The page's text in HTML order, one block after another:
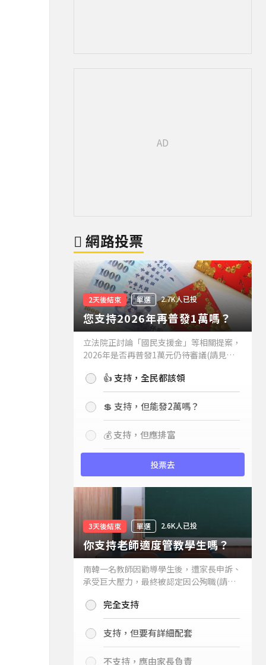
網路投票
2天後結束 單選 2.7K人已投
您支持2026年再普發1萬嗎？
立法院正討論「國民支援金」等相關提案，
2026年是否再普發1萬元仍待審議(請見下
持嗎？👍 支持，全民都該領
💲 支持，但能發2萬嗎？
💰 支持，但應排富
投票去
3天後結束 單選 2.6K人已投
你支持老師適度管教學生嗎？
南韓一名教師因勸導學生後，遭家長申訴、
承受巨大壓力，最終被認定因公殉職(請見
你支持老師適度管教學生嗎？
完全支持
支持，但要有詳細配套
不支持，應由家長負責